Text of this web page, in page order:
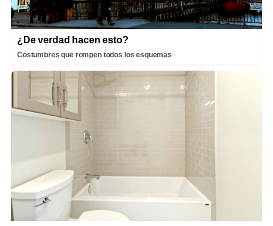
¿De verdad hacen esto?
Costumbres que rompen todos los esquemas